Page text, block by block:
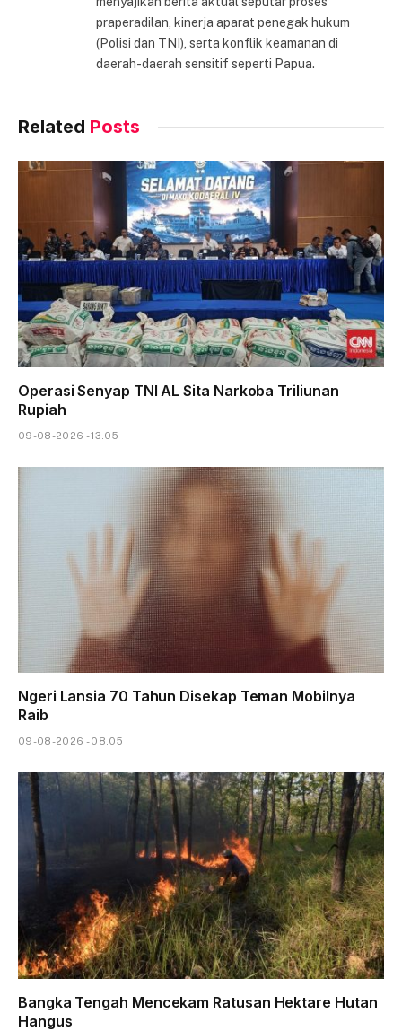
praperadilan, kinerja aparat penegak hukum
(Polisi dan TNI), serta konflik keamanan di
daerah-daerah sensitif seperti Papua.
Related Posts
Operasi Senyap TNI AL Sita Narkoba Triliunan
Rupiah
09-08-2026 - 13.05
Ngeri Lansia 70 Tahun Disekap Teman Mobilnya
Raib
09-08-2026 - 08.05
Bangka Tengah Mencekam Ratusan Hektare Hutan
Hangus